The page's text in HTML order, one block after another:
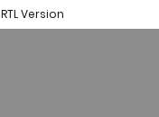
RTL Version